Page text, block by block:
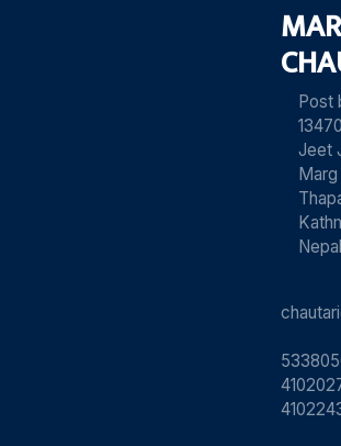
Post
Jeet
Marg
Nepal